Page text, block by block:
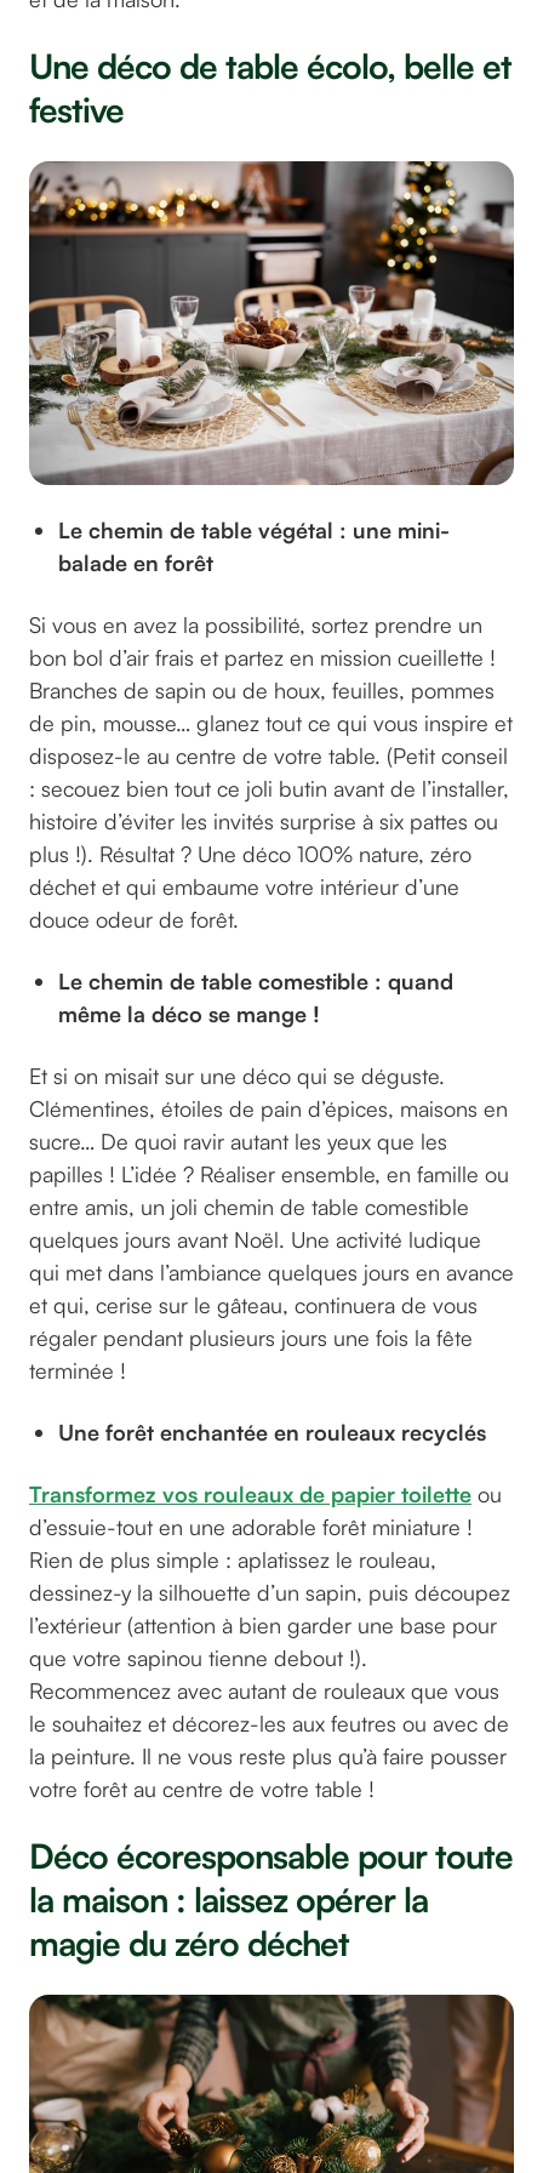
Une déco de table écolo, belle et
festive
Le chemin de table végétal : une mini-
balade en forêt
Si vous en avez la possibilité, sortez prendre un
bon bol d’air frais et partez en mission cueillette !
Branches de sapin ou de houx, feuilles, pommes
de pin, mousse… glanez tout ce qui vous inspire et
disposez-le au centre de votre table. (Petit conseil
: secouez bien tout ce joli butin avant de l’installer,
histoire d’éviter les invités surprise à six pattes ou
plus !). Résultat ? Une déco 100% nature, zéro
déchet et qui embaume votre intérieur d’une
douce odeur de forêt.
Le chemin de table comestible : quand
même la déco se mange !
Et si on misait sur une déco qui se déguste.
Clémentines, étoiles de pain d’épices, maisons en
sucre… De quoi ravir autant les yeux que les
papilles ! L’idée ? Réaliser ensemble, en famille ou
entre amis, un joli chemin de table comestible
quelques jours avant Noël. Une activité ludique
qui met dans l’ambiance quelques jours en avance
et qui, cerise sur le gâteau, continuera de vous
régaler pendant plusieurs jours une fois la fête
terminée !
Une forêt enchantée en rouleaux recyclés
Transformez vos rouleaux de papier toilette ou
d’essuie-tout en une adorable forêt miniature !
Rien de plus simple : aplatissez le rouleau,
dessinez-y la silhouette d’un sapin, puis découpez
l’extérieur (attention à bien garder une base pour
que votre sapinou tienne debout !).
Recommencez avec autant de rouleaux que vous
le souhaitez et décorez-les aux feutres ou avec de
la peinture. Il ne vous reste plus qu’à faire pousser
votre forêt au centre de votre table !
Déco écoresponsable pour toute
la maison : laissez opérer la
magie du zéro déchet